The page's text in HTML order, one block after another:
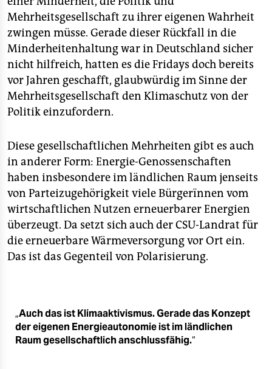
Mehrheitsgesellschaft zu ihrer eigenen Wahrheit
zwingen müsse. Gerade dieser Rückfall in die
Minderheitenhaltung war in Deutschland sicher
nicht hilfreich, hatten es die Fridays doch bereits
vor Jahren geschafft, glaubwürdig im Sinne der
Mehrheitsgesellschaft den Klimaschutz von der
Politik einzufordern.
Diese gesellschaftlichen Mehrheiten gibt es auch
in anderer Form: Energie-Genossenschaften
haben insbesondere im ländlichen Raum jenseits
von Parteizugehörigkeit viele Bürgerïnnen vom
wirtschaftlichen Nutzen erneuerbarer Energien
überzeugt. Da setzt sich auch der CSU-Landrat für
die erneuerbare Wärmeversorgung vor Ort ein.
Das ist das Gegenteil von Polarisierung.
„Auch das ist Klimaaktivismus. Gerade das Konzept
der eigenen Energieautonomie ist im ländlichen
Raum gesellschaftlich anschlussfähig.“